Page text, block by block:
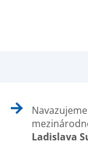
Ladislava